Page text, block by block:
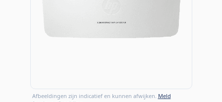
Afbeeldingen zijn indicatief en kunnen afwijken. Meld